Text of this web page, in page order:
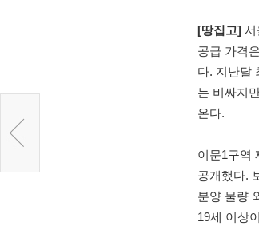
[땅집고] 서
공급 가격
다. 지난달
는 비싸지
온다.
이문1구역
공개했다.
분양 물량
19세 이상